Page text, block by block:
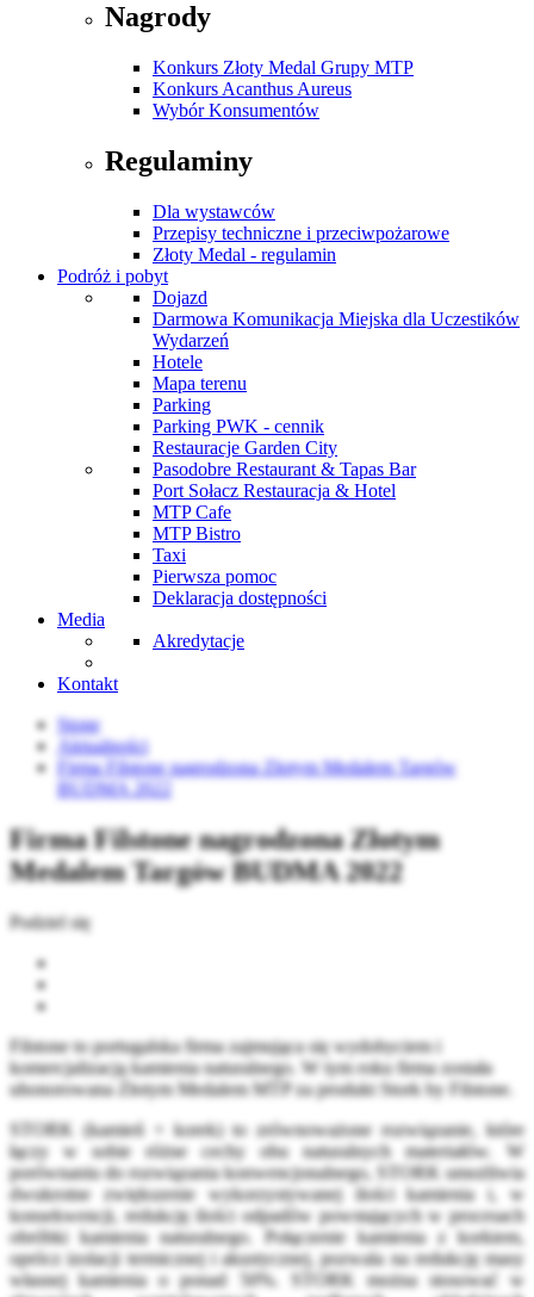
Nagrody
Konkurs Złoty Medal Grupy MTP
Konkurs Acanthus Aureus
Wybór Konsumentów
Regulaminy
Dla wystawców
Przepisy techniczne i przeciwpożarowe
Złoty Medal - regulamin
Podróż i pobyt
Dojazd
Darmowa Komunikacja Miejska dla Uczestików
Wydarzeń
Hotele
Mapa terenu
Parking
Parking PWK - cennik
Restauracje Garden City
Pasodobre Restaurant & Tapas Bar
Port Sołacz Restauracja & Hotel
MTP Cafe
MTP Bistro
Taxi
Pierwsza pomoc
Deklaracja dostępności
Media
Akredytacje
Kontakt
Stone
Aktualności
Firma Filstone nagrodzona Złotym Medalem Targów
BUDMA 2022
Firma Filstone nagrodzona Złotym
Medalem Targów BUDMA 2022
Podziel się
Filstone to portugalska firma zajmująca się wydobyciem i
komercjalizacją kamienia naturalnego. W tym roku firma została
uhonorowana Złotym Medalem MTP za produkt Stork by Filstone.
STORK (kamień + korek) to zrównoważone rozwiązanie, które
łączy w sobie różne cechy obu naturalnych materiałów. W
porównaniu do rozwiązania konwencjonalnego, STORK umożliwia
dwukrotne zwiększenie wykorzystywanej ilości kamienia i, w
konsekwencji, redukcję ilości odpadów powstających w procesach
obróbki kamienia naturalnego. Połączenie kamienia z korkiem,
oprócz izolacji termicznej i akustycznej, pozwala na redukcję masy
własnej kamienia o ponad 50%. STORK można stosować w